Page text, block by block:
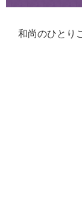
和尚のひとり